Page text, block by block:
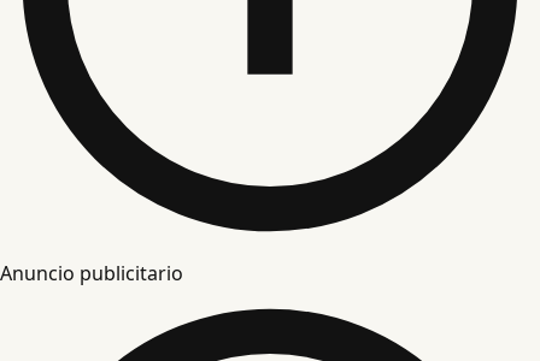
Anuncio publicitario